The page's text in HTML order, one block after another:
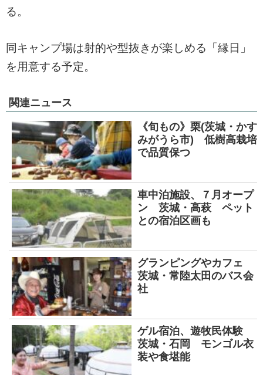
る。
同キャンプ場は射的や型抜きが楽しめる「縁日」
を用意する予定。
関連ニュース
《旬もの》栗(茨城・かす
みがうら市) 低樹高栽培
で品質保つ
車中泊施設、７月オープ
ン 茨城・高萩 ペット
との宿泊区画も
グランピングやカフェ
茨城・常陸太田のバス会
社
ゲル宿泊、遊牧民体験
茨城・石岡 モンゴル衣
装や食堪能